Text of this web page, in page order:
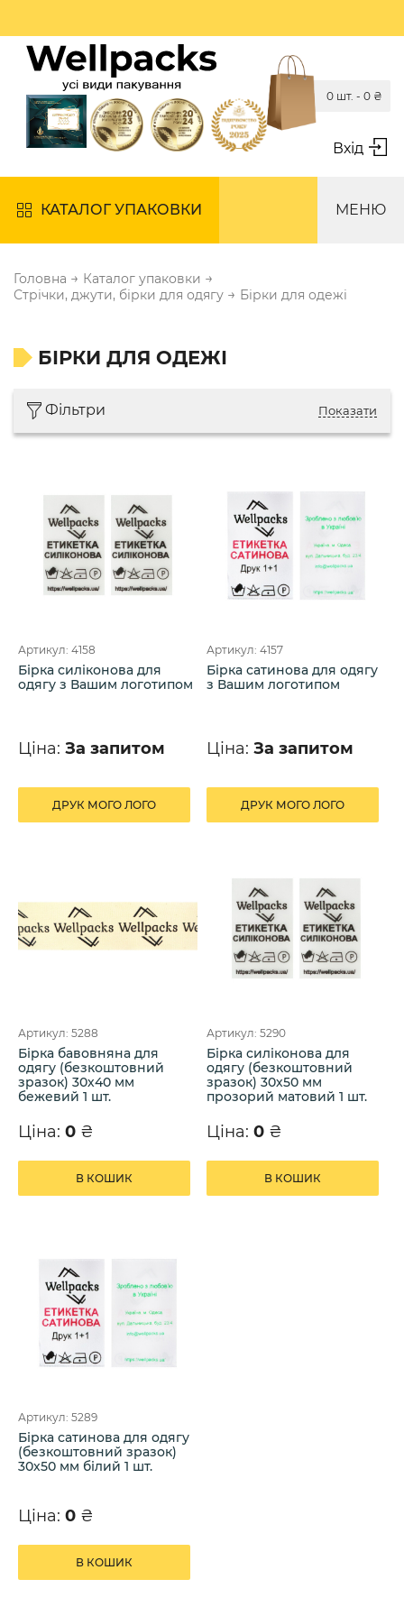
Вхід
0 шт. - 0 ₴
КАТАЛОГ УПАКОВКИ МЕНЮ
Головна → Каталог упаковки →
Стрічки, джути, бірки для одягу → Бірки для одежі
БІРКИ ДЛЯ ОДЕЖІ
Фільтри Показати
Артикул: 4158
Бірка силіконова для
одягу з Вашим логотипом
Ціна: За запитом
ДРУК МОГО ЛОГО
Артикул: 4157
Бірка сатинова для одягу
з Вашим логотипом
Ціна: За запитом
ДРУК МОГО ЛОГО
Артикул: 5288
Бірка бавовняна для
одягу (безкоштовний
зразок) 30х40 мм
бежевий 1 шт.
Ціна: 0 ₴
В КОШИК
Артикул: 5290
Бірка силіконова для
одягу (безкоштовний
зразок) 30х50 мм
прозорий матовий 1 шт.
Ціна: 0 ₴
В КОШИК
Артикул: 5289
Бірка сатинова для одягу
(безкоштовний зразок)
30х50 мм білий 1 шт.
Ціна: 0 ₴
В КОШИК